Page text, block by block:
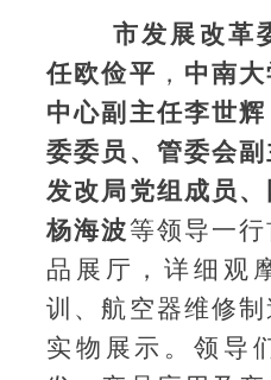
市发展改革委
任欧俭平 ， 中南
中心副主任李世辉
委委员、管委会
发改局党组成员
杨海波等领导一
品展厅，详细观
训、航空器维修
实物展示。领导